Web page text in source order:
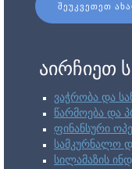
ᲨᲔᲣᲙᲕᲔᲗᲔᲗ
აირჩიეთ
ვაჭრობა და
წარმოება და
ფინანსური
სამკურნალო
სილამაზის